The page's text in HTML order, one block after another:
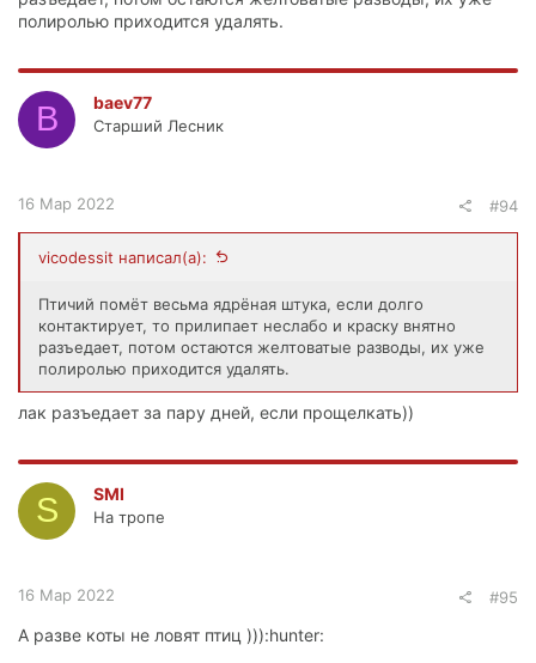
полиролью приходится удалять.
B baev77
Старший Лесник
16 Мар 2022 #94
vicodessit написал(а):
Птичий помёт весьма ядрёная штука, если долго
контактирует, то прилипает неслабо и краску внятно
разъедает, потом остаются желтоватые разводы, их уже
полиролью приходится удалять.
лак разъедает за пару дней, если прощелкать))
S SMI
На тропе
16 Мар 2022 #95
А разве коты не ловят птиц ))):hunter: